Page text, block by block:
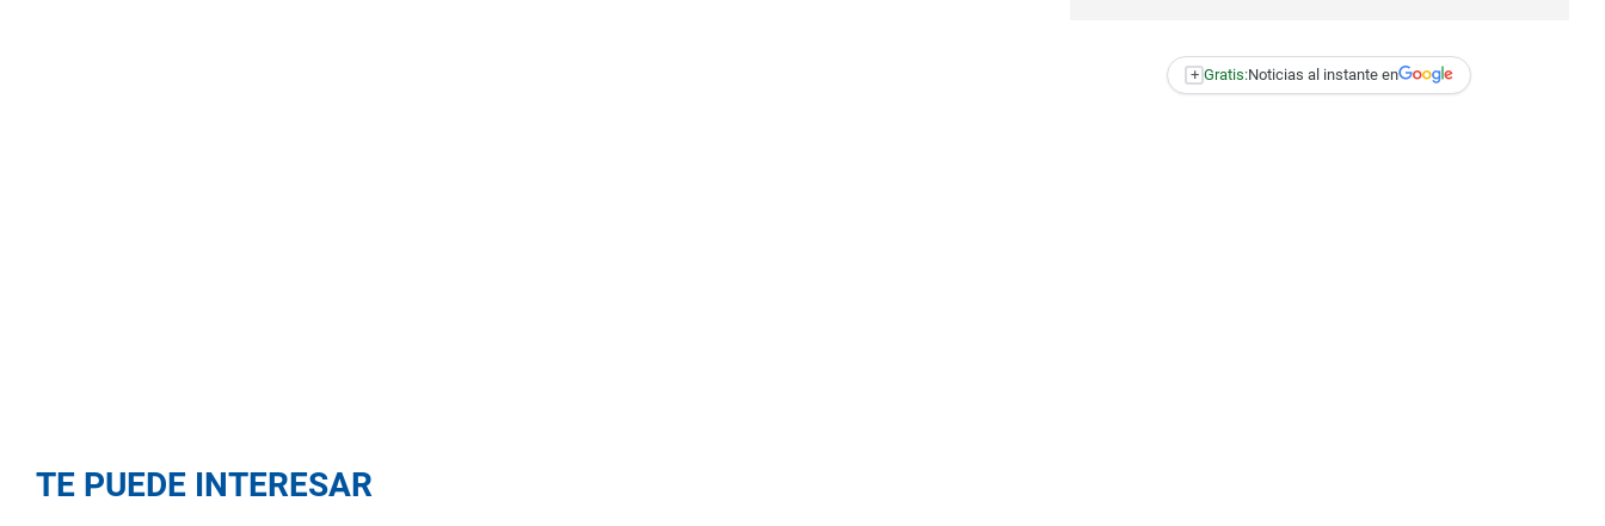
+ Gratis:Noticias al instante en
TE PUEDE INTERESAR